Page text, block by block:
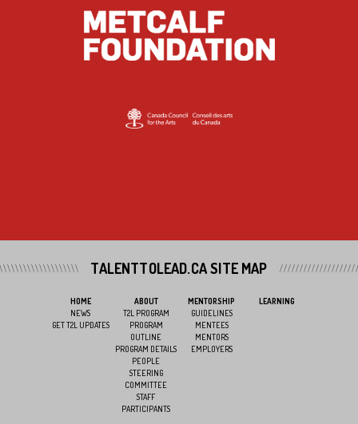
TALENTTOLEAD.CA SITE MAP
HOME
NEWS
GET T2L UPDATES
ABOUT
T2L PROGRAM
PROGRAM
OUTLINE
PROGRAM DETAILS
PEOPLE
STEERING
COMMITTEE
STAFF
PARTICIPANTS
MENTORSHIP
GUIDELINES
MENTEES
MENTORS
EMPLOYERS
LEARNING